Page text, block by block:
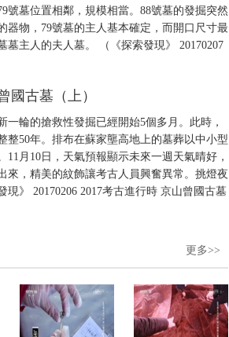
號墓位置相鄰，規模相當。88號墓的發掘突然
器物，79號墓的主人基本確定，而開口尺寸最
主人的夫人墓。 （《探索發現》 20170207
國古墓（上）
輪的搶救性發掘已經開始5個多月。此時，
整50年。排布在蘇家壟高地上的墓葬以中小型
月10日，天氣預報顯示未來一週天氣晴好，
來，精美的紋飾讓考古人員興奮異常。挑燈夜
》 20170206 2017考古進行時 京山曾國古墓
更多>>